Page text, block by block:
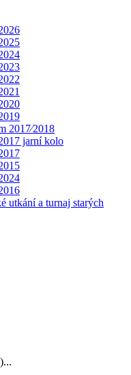
2017⁄2018
jarní kolo
utkání a turnaj starých